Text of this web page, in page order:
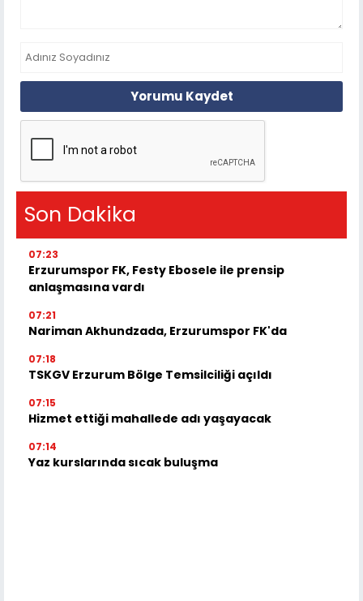
Yorumu Kaydet
Son Dakika
07:23
Erzurumspor FK, Festy Ebosele ile prensip
anlaşmasına vardı
07:21
Nariman Akhundzada, Erzurumspor FK'da
07:18
TSKGV Erzurum Bölge Temsilciliği açıldı
07:15
Hizmet ettiği mahallede adı yaşayacak
07:14
Yaz kurslarında sıcak buluşma